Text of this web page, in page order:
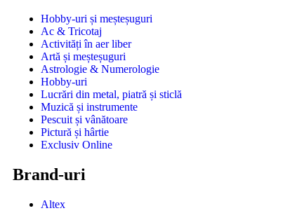
Hobby-uri și meșteșuguri
Ac & Tricotaj
Activități în aer liber
Artă și meșteșuguri
Astrologie & Numerologie
Hobby-uri
Lucrări din metal, piatră și sticlă
Muzică și instrumente
Pescuit și vânătoare
Pictură și hârtie
Exclusiv Online
Brand-uri
Altex